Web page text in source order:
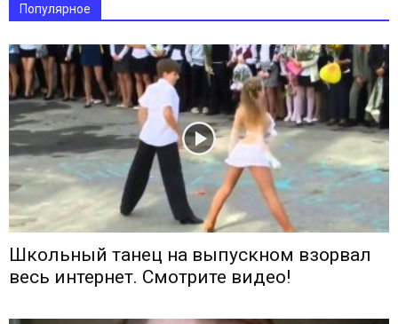
Популярное
Школьный танец на выпускном взорвал
весь интернет. Смотрите видео!